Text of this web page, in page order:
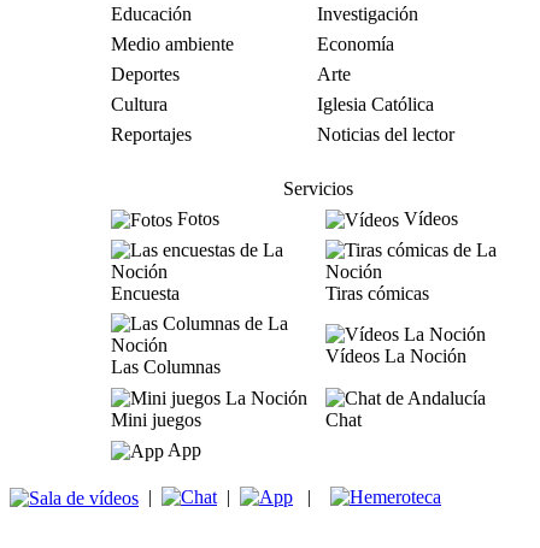
Educación
Investigación
Medio ambiente
Economía
Deportes
Arte
Cultura
Iglesia Católica
Reportajes
Noticias del lector
Servicios
Fotos
Vídeos
Encuesta Tiras cómicas
Las Columnas
Vídeos La Noción
Mini juegos
Chat
App
| | |